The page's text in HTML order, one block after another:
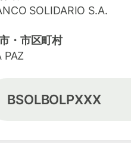
SOLIDARIO S.A.
・市区町村
PAZ
BSOLBOLPXXX